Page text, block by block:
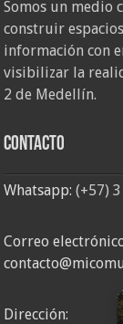
Somos un medio
construir
información con
visibilizar la
2 de Medellín.
Contacto
Whatsapp:(+57)
Correo
Dirección: